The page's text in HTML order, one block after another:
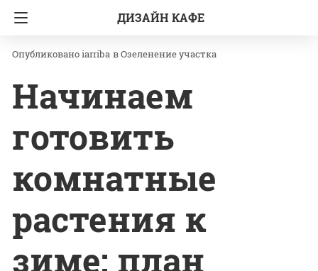
ДИЗАЙН КАФЕ
Главная Озеленение участка
iarriba вОзеленение участка
Начинаем
готовить
комнатные
растения к
зиме: план